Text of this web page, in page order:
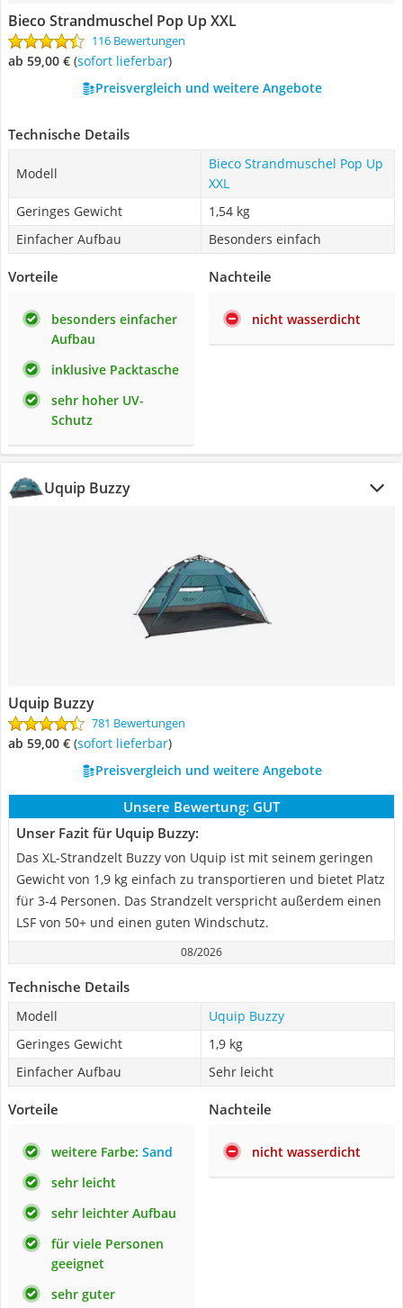
Bieco Strandmuschel Pop Up XXL
116 Bewertungen
ab 59,00 € ( Sofort lieferbar)
Preisvergleich und weitere Angebote
Technische Details
Modell
Bieco Strandmuschel Pop Up
XXL
Geringes Gewicht
1,54 kg
Einfacher Aufbau
Besonders einfach
Vorteile
besonders einfacher
Aufbau
inklusive Packtasche
sehr hoher UV-
Schutz
Nachteile
nicht wasserdicht
Uquip Buzzy
Uquip Buzzy
781 Bewertungen
ab 59,00 € ( Sofort lieferbar)
Preisvergleich und weitere Angebote
Unsere Bewertung: GUT
Unser Fazit für Uquip Buzzy:
Das XL-Strandzelt Buzzy von Uquip ist mit seinem geringen
Gewicht von 1,9 kg einfach zu transportieren und bietet Platz
für 3-4 Personen. Das Strandzelt verspricht außerdem einen
LSF von 50+ und einen guten Windschutz.
08/2026
Technische Details
Modell
Uquip Buzzy
Geringes Gewicht
1,9 kg
Einfacher Aufbau
Sehr leicht
Vorteile
weitere Farbe: Sand
sehr leicht
sehr leichter Aufbau
für viele Personen
geeignet
sehr guter
Nachteile
nicht wasserdicht